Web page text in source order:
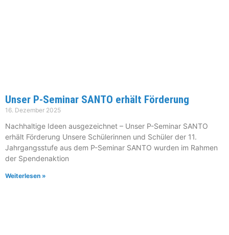
Unser P-Seminar SANTO erhält Förderung
16. Dezember 2025
Nachhaltige Ideen ausgezeichnet – Unser P-Seminar SANTO
erhält Förderung Unsere Schülerinnen und Schüler der 11.
Jahrgangsstufe aus dem P-Seminar SANTO wurden im Rahmen
der Spendenaktion
Weiterlesen »